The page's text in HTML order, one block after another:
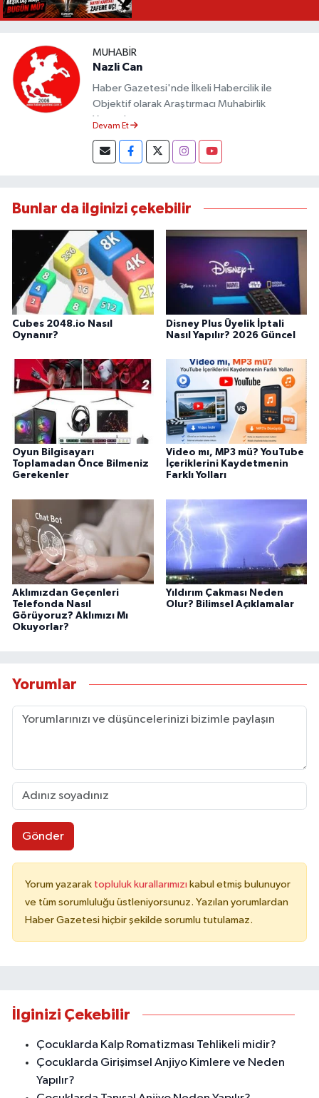
MUHABIR
Nazli Can
Haber Gazetesi'nde İlkeli Habercilik ile
Objektif olarak Araştırmacı Muhabirlik
Yapmaktayım.
Devam Et
Bunlar da ilginizi çekebilir
Cubes 2048.io Nasıl
Oynanır?
Disney Plus Üyelik İptali
Nasıl Yapılır? 2026 Güncel
Oyun Bilgisayarı
Toplamadan Önce Bilmeniz
Gerekenler
Video mı, MP3 mü? YouTube
İçeriklerini Kaydetmenin
Farklı Yolları
Aklımızdan Geçenleri
Telefonda Nasıl
Görüyoruz? Aklımızı Mı
Okuyorlar?
Yıldırım Çakması Neden
Olur? Bilimsel Açıklamalar
Yorumlar
Gönder
Yorum yazarak topluluk kurallarımızı kabul etmiş bulunuyor
ve tüm sorumluluğu üstleniyorsunuz. Yazılan yorumlardan
Haber Gazetesi hiçbir şekilde sorumlu tutulamaz.
İlginizi Çekebilir
Çocuklarda Kalp Romatizması Tehlikeli midir?
Çocuklarda Girişimsel Anjiyo Kimlere ve Neden
Yapılır?